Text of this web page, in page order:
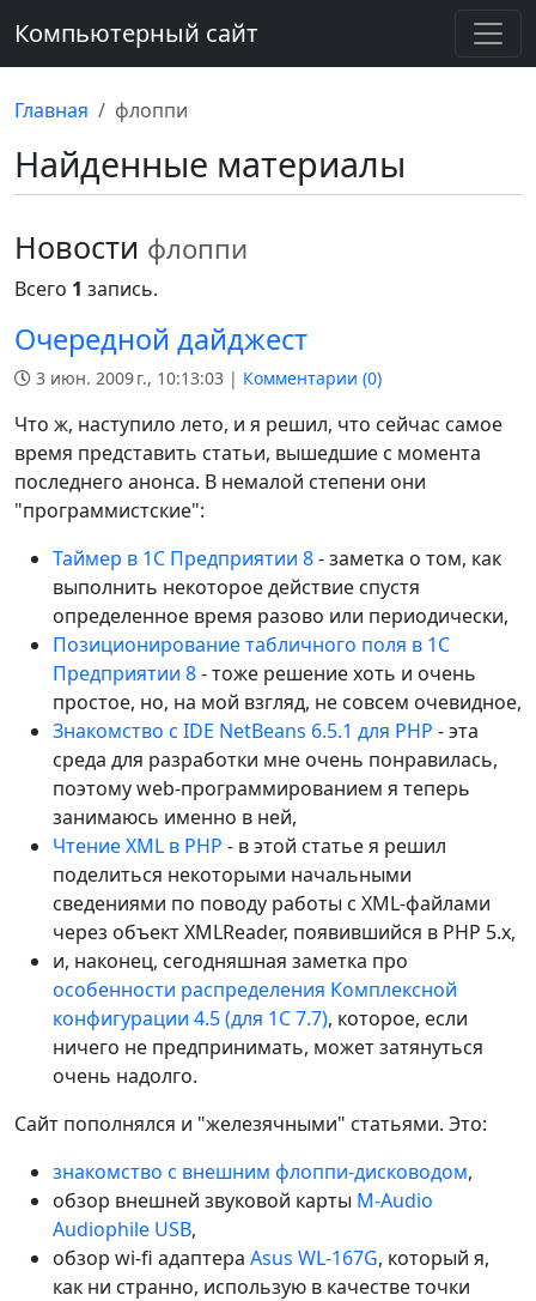
Компьютерный сайт
Главная флоппи
Найденные материалы
Новости флоппи
Всего 1 запись.
Очередной дайджест
3 июн. 2009 г., 10:13:03 | Комментарии (0)
Что ж, наступило лето, и я решил, что сейчас самое
время представить статьи, вышедшие с момента
последнего анонса. В немалой степени они
"программистские":
Таймер в 1С Предприятии 8- заметка о том, как
выполнить некоторое действие спустя
определенное время разово или периодически,
Позиционирование табличного поля в 1С
Предприятии 8- тоже решение хоть и очень
простое, но, на мой взгляд, не совсем очевидное,
Знакомство с IDE NetBeans 6.5.1 для PHP - эта
среда для разработки мне очень понравилась,
поэтому web-программированием я теперь
занимаюсь именно в ней,
Чтение XML в PHP - в этой статье я решил
поделиться некоторыми начальными
сведениями по поводу работы с XML-файлами
через объект XMLReader, появившийся в PHP 5.x,
и, наконец, сегодняшная заметка про
особенности распределения Комплексной
конфигурации 4.5 (для 1С 7.7), которое, если
ничего не предпринимать, может затянуться
очень надолго.
Сайт пополнялся и "железячными" статьями. Это:
знакомство с внешним флоппи-дисководом,
обзор внешней звуковой карты M-Audio
Audiophile USB,
обзор wi-fi адаптера Asus WL-167G, который я,
как ни странно, использую в качестве точки